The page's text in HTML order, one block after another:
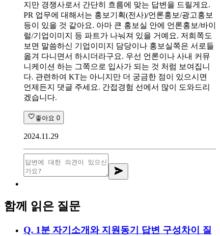
지만 경쟁사로서 간단히 흐름에 맞는 답변을 드릴게요.
PR 업무에 대해서는 홍보기획(전사)/언론홍보/광고홍보
등이 있을 것 같아요. 아마 큰 홍보실 안에 언론홍보/바이
럴/기업이미지 등 파트가 나눠져 있을 거예요. 저희쪽도
보면 말씀하신 기업이미지 담당이나 홍보실쪽은 서로들
옮겨 다니면서 하시더라구요. 우선 언론이나 사내 커뮤
니케이션 하는 그쪽으로 입사가 되는 것 처럼 보여집니
다. 관련하여 KT는 아니지만 더 궁금한 점이 있으시면
언제든지 댓글 주세요. 간접경험 선에서 많이 도와드리
겠습니다.
좋아요 0
2024.11.29
함께 읽은 질문
Q. 1분 자기소개와 지원동기 답변 구성차이 질